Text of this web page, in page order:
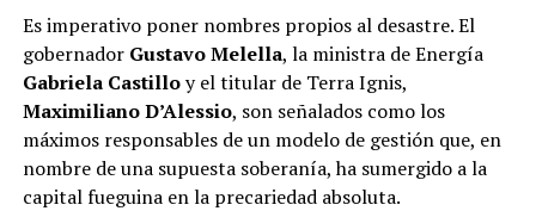
Es imperativo poner nombres propios al desastre. El
gobernador Gustavo Melella, la ministra de Energía
Gabriela Castilloy el titular de Terra Ignis,
Maximiliano D’Alessio, son señalados como los
máximos responsables de un modelo de gestión que, en
nombre de una supuesta soberanía, ha sumergido a la
capital fueguina en la precariedad absoluta.